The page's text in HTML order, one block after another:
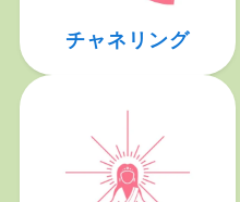
チャネリング